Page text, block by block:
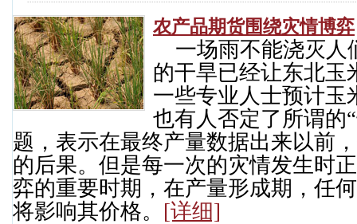
农产品期货围绕灾情博弈
一场雨不能浇灭人
的干旱已经让东北玉
一些专业人士预计玉
也有人否定了所谓
题，表示在最终产量数据出来以前
的后果。但是每一次的灾情发生时
弈的重要时期，在产量形成期，任
将影响其价格。 [详细]